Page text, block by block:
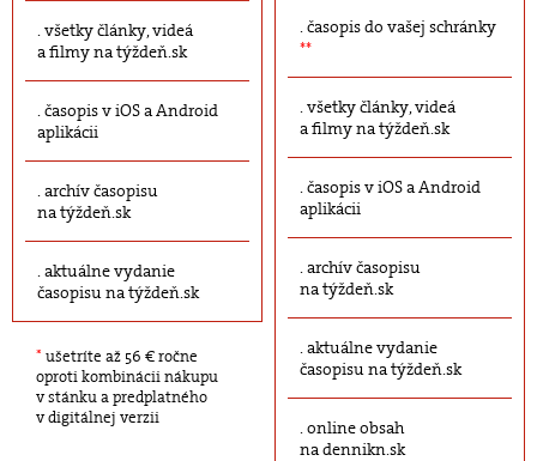
všetky články, videá
a filmy na týždeň.sk
časopis v iOS a Android
aplikácii
archív časopisu
na týždeň.sk
aktuálne vydanie
časopisu na týždeň.sk
* ušetríte až 56 € ročne
oproti kombinácii nákupu
v stánku a predplatného
v digitálnej verzii
časopis do vašej schránky
**
všetky články, videá
a filmy na týždeň.sk
časopis v iOS a Android
aplikácii
archív časopisu
na týždeň.sk
aktuálne vydanie
časopisu na týždeň.sk
online obsah
na dennikn.sk